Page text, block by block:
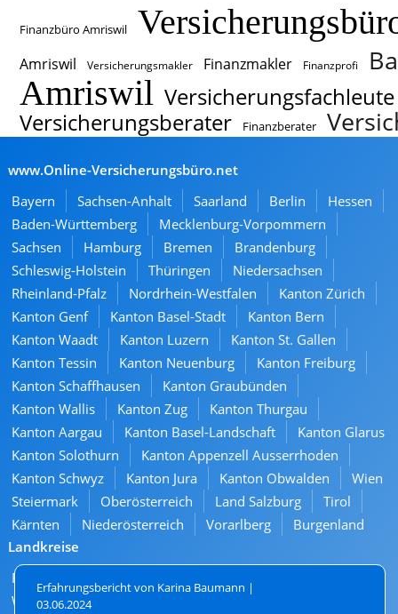
Erfahrungsbericht von Karina Baumann |
03.06.2024
Finanzbüro Amriswil
Amriswil Versicherungsmakler Finanzmakler Finanzprofi
Amriswil Versicherungsfachleute
Versicherungsberater
Finanzberater
www.Online-Versicherungsbüro.net
Bayern
Sachsen-Anhalt Saarland Berlin
Hessen
Baden-Württemberg
Mecklenburg-Vorpommern
Sachsen
Hamburg Bremen
Brandenburg
Schleswig-Holstein
Thüringen
Niedersachsen
Rheinland-Pfalz
Nordrhein-Westfalen
Kanton Zürich
Kanton Genf
Kanton Basel-Stadt
Kanton Bern
Kanton Waadt
Kanton Luzern
Kanton St. Gallen
Kanton Tessin
Kanton Neuenburg
Kanton Freiburg
Kanton Schaffhausen
Kanton Graubünden
Kanton Wallis
Kanton Zug
Kanton Thurgau
Kanton Aargau
Kanton Basel-Landschaft
Kanton Glarus
Kanton Solothurn
Kanton Appenzell Ausserrhoden
Kanton Schwyz
Kanton Jura Kanton Obwalden
Wien
Steiermark
Oberösterreich Land Salzburg
Tirol
Kärnten
Niederösterreich Vorarlberg
Burgenland
Landkreise
Frauenfeld
Weinfelden